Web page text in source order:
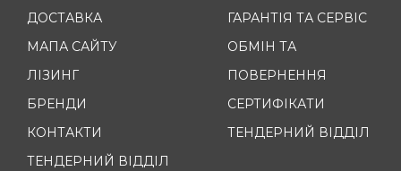
ДОСТАВКА
МАПА САЙТУ
ЛІЗИНГ
БРЕНДИ
КОНТАКТИ
ТЕНДЕРНИЙ ВІДДІЛ
ГАРАНТІЯ ТА СЕРВІС
ОБМІН ТА
ПОВЕРНЕННЯ
СЕРТИФІКАТИ
ТЕНДЕРНИЙ ВІДДІЛ